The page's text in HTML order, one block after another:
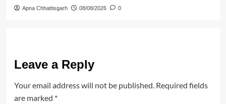
Apna Chhattisgarh 08/08/2026 0
Leave a Reply
Your email address will not be published. Required fields
are marked *